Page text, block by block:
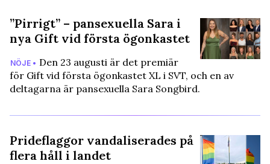
”Pirrigt” – pansexuella Sara i
nya Gift vid första ögonkastet
NÖJE • Den 23 augusti är det premiär
för Gift vid första ögonkastet XL i SVT, och en av
deltagarna är pansexuella Sara Songbird.
Prideflaggor vandaliserades på
flera håll i landet